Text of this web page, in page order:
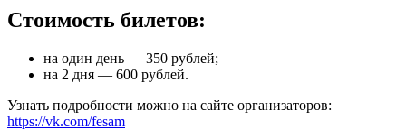
Стоимость билетов:
на один день — 350 рублей;
на 2 дня — 600 рублей.
Узнать подробности можно на сайте организаторов:
https://vk.com/fesam